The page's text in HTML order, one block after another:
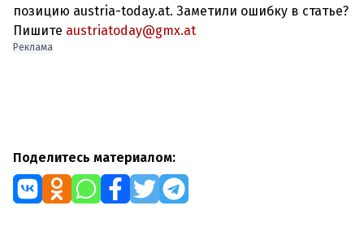
позицию austria-today.at. Заметили ошибку в статье?
Пишите austriatoday@gmx.at
Реклама
Поделитесь материалом: